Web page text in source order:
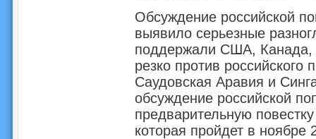
Обсуждение российской
выявило серьезные
поддержали США, Канада,
резко против
Саудовская Аравия и
обсуждение российской
предварительную
которая пройдет в